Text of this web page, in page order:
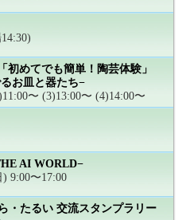
初めてでも簡単！陶芸体験」
お皿と器たち−
〜 (3)13:00〜 (4)14:00〜
AI WORLD−
9:00〜17:00
・たるい 交流スタンプラリー